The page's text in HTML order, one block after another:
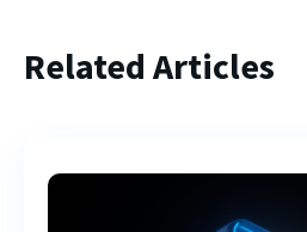
Related Articles